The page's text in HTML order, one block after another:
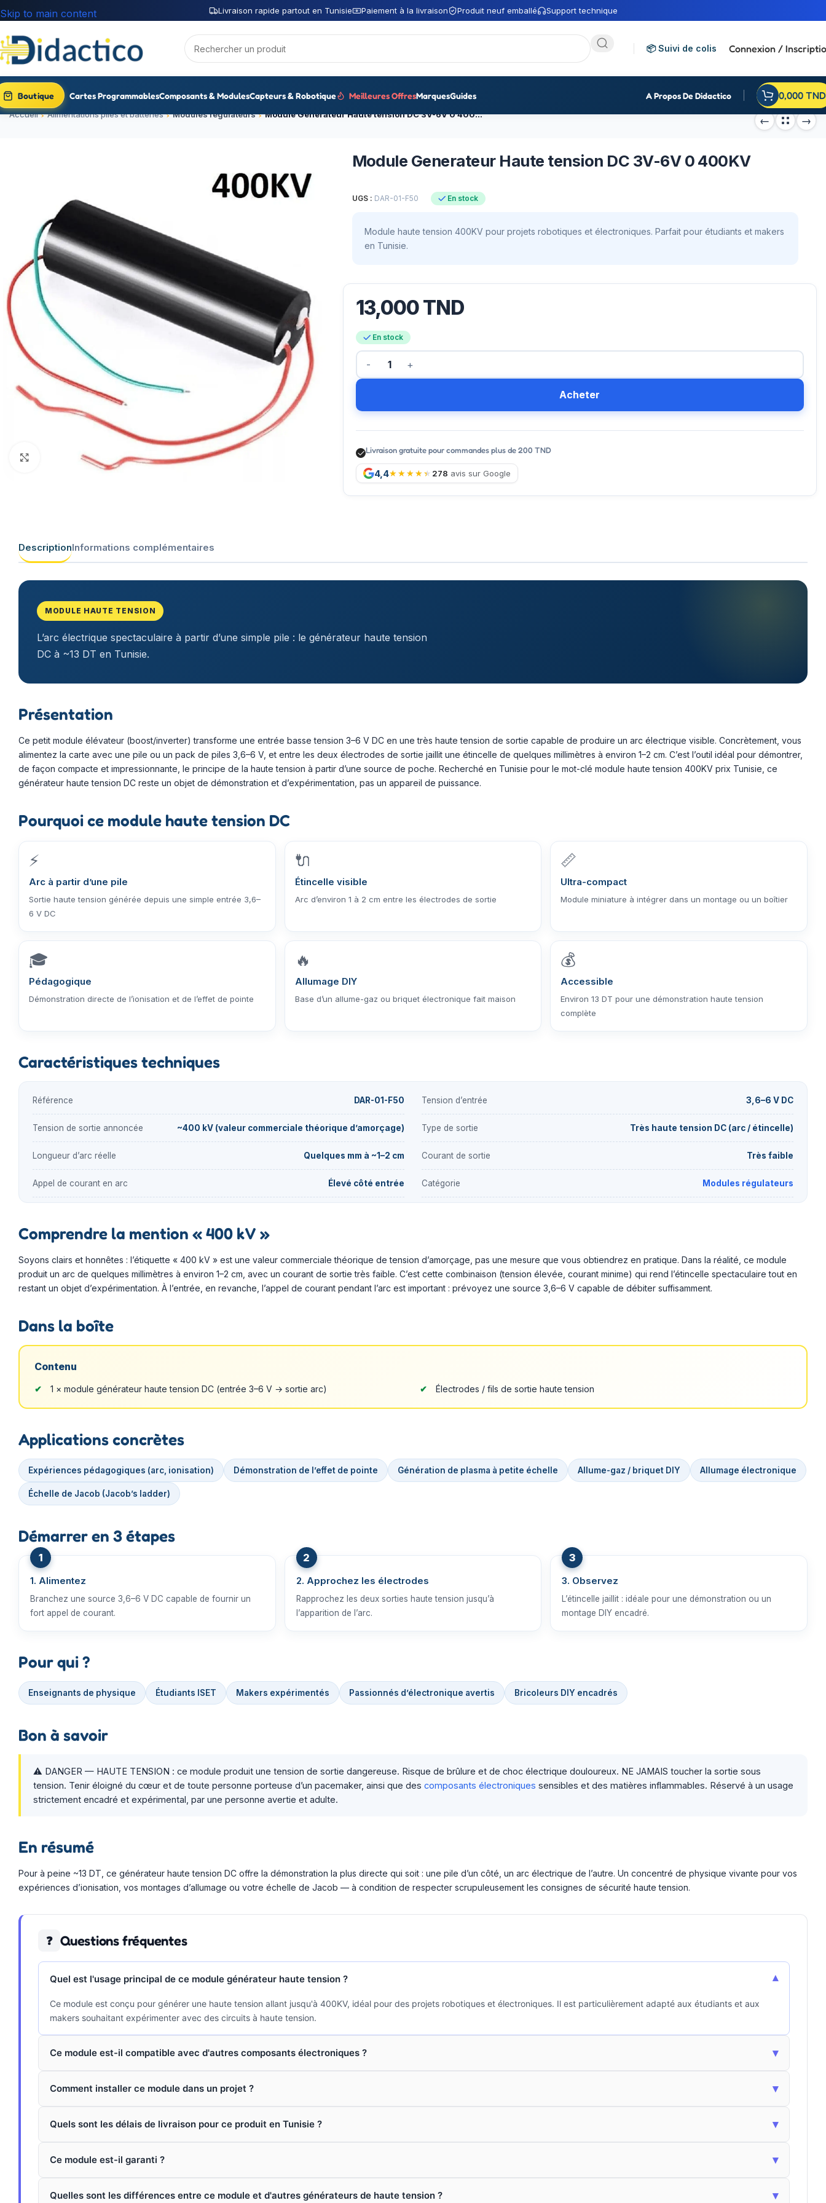
Livraison rapide partout en Tunisie Paiement à la livraison Produit neuf emballé Support technique
Skip to main content
📦 Suivi de colis Connexion /
Boutique Cartes ProgrammablesComposants & ModulesCapteurs & Robotique Meilleures OffresMarquesGuides A Propos De Didactico 0,000 TND
Accueil Alimentations piles et batteries Modules régulateurs Module Generateur Haute tension DC 3V-6V 0 400KV
Click to enlarge
Module Generateur Haute tension DC 3V-6V 0 400KV
UGS : DAR-01-F50 En stock
Module haute tension 400KV pour projets robotiques et électroniques. Parfait pour étudiants et makers
en Tunisie.
13,000TND
En stock
Acheter
Livraison gratuite pour commandes plus de 200 TND
4,4 278 avis sur Google
DescriptionInformations complémentaires
MODULE HAUTE TENSION
L’arc électrique spectaculaire à partir d’une simple pile : le générateur haute tension
DC à ~13 DT en Tunisie.
Présentation
Ce petit module élévateur (boost/inverter) transforme une entrée basse tension 3–6 V DC en une très haute tension de sortie capable de produire un arc électrique visible. Concrètement, vous
alimentez la carte avec une pile ou un pack de piles 3,6–6 V, et entre les deux électrodes de sortie jaillit une étincelle de quelques millimètres à environ 1–2 cm. C’est l’outil idéal pour démontrer,
de façon compacte et impressionnante, le principe de la haute tension à partir d’une source de poche. Recherché en Tunisie pour le mot-clé module haute tension 400KV prix Tunisie, ce
générateur haute tension DC reste un objet de démonstration et d’expérimentation, pas un appareil de puissance.
Pourquoi ce module haute tension DC
⚡
Arc à partir d’une pile
Sortie haute tension générée depuis une simple entrée 3,6–
6 V DC
🔌
Étincelle visible
Arc d’environ 1 à 2 cm entre les électrodes de sortie
📏
Ultra-compact
Module miniature à intégrer dans un montage ou un boîtier
🎓
Pédagogique
Démonstration directe de l’ionisation et de l’effet de pointe
🔥
Allumage DIY
Base d’un allume-gaz ou briquet électronique fait maison
💰
Accessible
Environ 13 DT pour une démonstration haute tension
complète
Caractéristiques techniques
Référence DAR-01-F50 Tension d’entrée 3,6–6 V DC
Tension de sortie annoncée ~400 kV (valeur commerciale théorique d’amorçage) Type de sortie Très haute tension DC (arc / étincelle)
Longueur d’arc réelle Quelques mm à ~1–2 cm Courant de sortie Très faible
Appel de courant en arc Élevé côté entrée Catégorie Modules régulateurs
Comprendre la mention « 400 kV »
Soyons clairs et honnêtes : l’étiquette « 400 kV » est une valeur commerciale théorique de tension d’amorçage, pas une mesure que vous obtiendrez en pratique. Dans la réalité, ce module
produit un arc de quelques millimètres à environ 1–2 cm, avec un courant de sortie très faible. C’est cette combinaison (tension élevée, courant minime) qui rend l’étincelle spectaculaire tout en
restant un objet d’expérimentation. À l’entrée, en revanche, l’appel de courant pendant l’arc est important : prévoyez une source 3,6–6 V capable de débiter suffisamment.
Dans la boîte
Contenu
1 × module générateur haute tension DC (entrée 3–6 V → sortie arc) Électrodes / fils de sortie haute tension
Applications concrètes
Expériences pédagogiques (arc, ionisation) Démonstration de l’effet de pointe Génération de plasma à petite échelle Allume-gaz / briquet DIY Allumage électronique
Échelle de Jacob (Jacob’s ladder)
Démarrer en 3 étapes
1. Alimentez
Branchez une source 3,6–6 V DC capable de fournir un
fort appel de courant.
2. Approchez les électrodes
Rapprochez les deux sorties haute tension jusqu’à
l’apparition de l’arc.
3. Observez
L’étincelle jaillit : idéale pour une démonstration ou un
montage DIY encadré.
Pour qui ?
Enseignants de physique Étudiants ISET Makers expérimentés Passionnés d’électronique avertis Bricoleurs DIY encadrés
Bon à savoir
⚠️ DANGER — HAUTE TENSION : ce module produit une tension de sortie dangereuse. Risque de brûlure et de choc électrique douloureux. NE JAMAIS toucher la sortie sous
tension. Tenir éloigné du cœur et de toute personne porteuse d’un pacemaker, ainsi que des composants électroniques sensibles et des matières inflammables. Réservé à un usage
strictement encadré et expérimental, par une personne avertie et adulte.
En résumé
Pour à peine ~13 DT, ce générateur haute tension DC offre la démonstration la plus directe qui soit : une pile d’un côté, un arc électrique de l’autre. Un concentré de physique vivante pour vos
expériences d’ionisation, vos montages d’allumage ou votre échelle de Jacob — à condition de respecter scrupuleusement les consignes de sécurité haute tension.
❓ Questions fréquentes
Quel est l'usage principal de ce module générateur haute tension ? ▾
Ce module est conçu pour générer une haute tension allant jusqu'à 400KV, idéal pour des projets robotiques et électroniques. Il est particulièrement adapté aux étudiants et aux
makers souhaitant expérimenter avec des circuits à haute tension.
Ce module est-il compatible avec d'autres composants électroniques ? ▾
Comment installer ce module dans un projet ? ▾
Quels sont les délais de livraison pour ce produit en Tunisie ? ▾
Ce module est-il garanti ? ▾
Quelles sont les différences entre ce module et d'autres générateurs de haute tension ? ▾